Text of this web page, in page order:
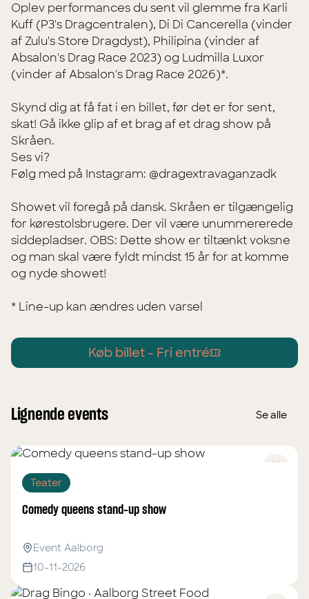
Oplev performances du sent vil glemme fra Karli
Kuff (P3's Dragcentralen), Di Di Cancerella (vinder
af Zulu's Store Dragdyst), Philipina (vinder af
Absalon's Drag Race 2023) og Ludmilla Luxor
(vinder af Absalon's Drag Race 2026)*.
Skynd dig at få fat i en billet, før det er for sent,
skat! Gå ikke glip af et brag af et drag show på
Skråen.
Ses vi?
Følg med på Instagram: @dragextravaganzadk
Showet vil foregå på dansk. Skråen er tilgængelig
for kørestolsbrugere. Der vil være unummererede
siddepladser. OBS: Dette show er tiltænkt voksne
og man skal være fyldt mindst 15 år for at komme
og nyde showet!
* Line-up kan ændres uden varsel
Køb billet - Fri entré
Lignende events Se alle
Teater
Comedy queens stand-up show
Event Aalborg
10-11-2026